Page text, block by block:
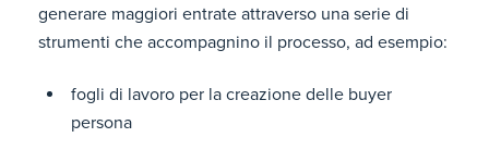
generare maggiori entrate attraverso una serie di
strumenti che accompagnino il processo, ad esempio:
fogli di lavoro per la creazione delle buyer
persona